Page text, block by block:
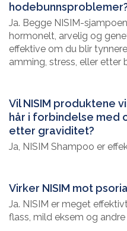
Ja. Begge NISIM-
hormonelt, arvelig og
effektive om du blir
amming, stress, eller etter
Vil NISIM produktene
hår i forbindelse med
etter graviditet?
Ja, NISIM Shampoo er
Virker NISIM mot
Ja. NISIM er meget
flass, mild eksem og